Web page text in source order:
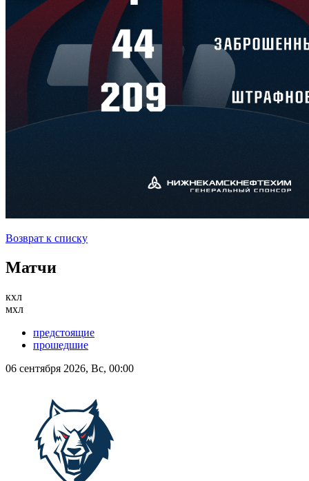
Возврат к списку
Матчи
кхл
мхл
предстоящие
прошедшие
06 сентября 2026, Вс, 00:00